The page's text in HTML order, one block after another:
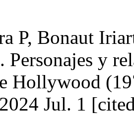
P, Bonaut
Personajes y
Hollywood
Jul. 1